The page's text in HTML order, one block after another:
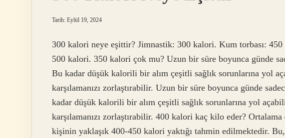
Tarih: Eylül 19, 2024
300 kalori neye eşittir? Jimnastik: 300 kalori. Kum torbası:
500 kalori. 350 kalori çok mu? Uzun bir süre boyunca günde
Bu kadar düşük kalorili bir alım çeşitli sağlık sorunlarına yol
karşılamanızı zorlaştırabilir. Uzun bir süre boyunca günde
kadar düşük kalorili bir alım çeşitli sağlık sorunlarına yol
karşılamanızı zorlaştırabilir. 400 kalori kaç kilo eder?
kişinin yaklaşık 400-450 kalori yaktığı tahmin edilmektedir. Bu,